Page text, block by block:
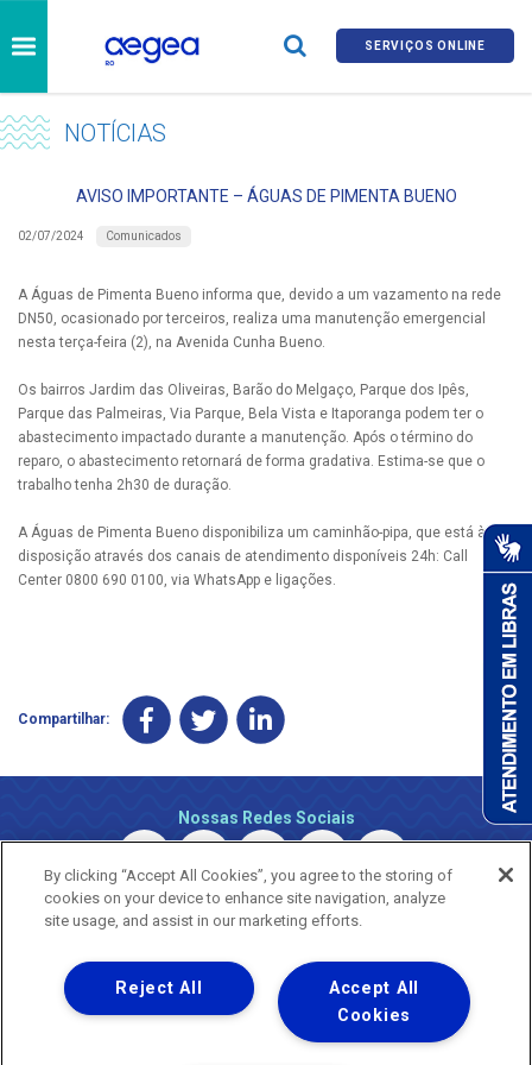
SERVIÇOS ONLINE
NOTÍCIAS
AVISO IMPORTANTE – ÁGUAS DE PIMENTA BUENO
02/07/2024 Comunicados
A Águas de Pimenta Bueno informa que, devido a um vazamento na rede
DN50, ocasionado por terceiros, realiza uma manutenção emergencial
nesta terça-feira (2), na Avenida Cunha Bueno.
Os bairros Jardim das Oliveiras, Barão do Melgaço, Parque dos Ipês,
Parque das Palmeiras, Via Parque, Bela Vista e Itaporanga podem ter o
abastecimento impactado durante a manutenção. Após o término do
reparo, o abastecimento retornará de forma gradativa. Estima-se que o
trabalho tenha 2h30 de duração.
A Águas de Pimenta Bueno disponibiliza um caminhão-pipa, que está à
disposição através dos canais de atendimento disponíveis 24h: Call
Center 0800 690 0100, via WhatsApp e ligações.
Compartilhar:
Nossas Redes Sociais
Copyright © 2026 - Todos os Direitos Reservados.
Nossa natureza movimenta a vida
By clicking “Accept All Cookies”, you agree to the storing of
cookies on your device to enhance site navigation, analyze
site usage, and assist in our marketing efforts.
Accept All
Cookies
Reject All